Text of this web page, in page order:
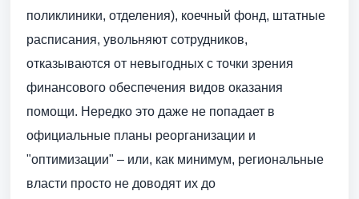
поликлиники, отделения), коечный фонд, штатные
расписания, увольняют сотрудников,
отказываются от невыгодных с точки зрения
финансового обеспечения видов оказания
помощи. Нередко это даже не попадает в
официальные планы реорганизации и
"оптимизации" – или, как минимум, региональные
власти просто не доводят их до